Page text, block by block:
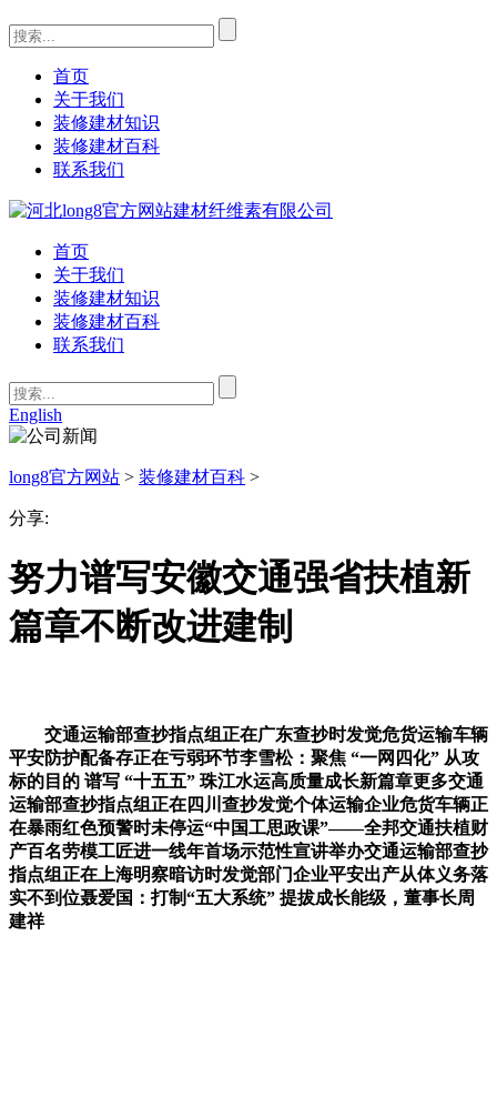
首页
关于我们
装修建材知识
装修建材百科
联系我们
首页
关于我们
装修建材知识
装修建材百科
联系我们
English
long8官方网站 > 装修建材百科 >
分享:
努力谱写安徽交通强省扶植新
篇章不断改进建制
交通运输部查抄指点组正在广东查抄时发觉危货运输车辆
平安防护配备存正在亏弱环节李雪松：聚焦 “一网四化” 从攻
标的目的 谱写 “十五五” 珠江水运高质量成长新篇章更多交通
运输部查抄指点组正在四川查抄发觉个体运输企业危货车辆正
在暴雨红色预警时未停运“中国工思政课”——全邦交通扶植财
产百名劳模工匠进一线年首场示范性宣讲举办交通运输部查抄
指点组正在上海明察暗访时发觉部门企业平安出产从体义务落
实不到位聂爱国：打制“五大系统” 提拔成长能级，董事长周
建祥